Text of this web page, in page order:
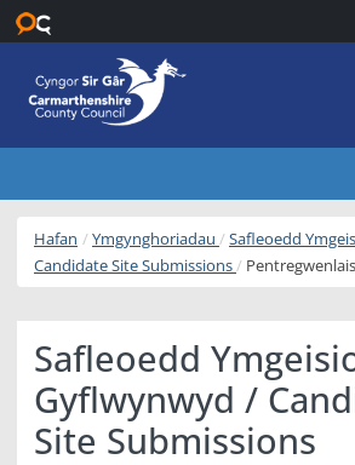
Hafan Ymgynghoriadau
Safleoedd
Candidate Site Submissions
Pentregwenlais
Safleoedd
Gyflwynwyd /
Site Submissions